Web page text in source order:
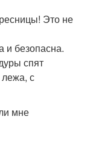
Это не
и безопасна.
спят
с
мне